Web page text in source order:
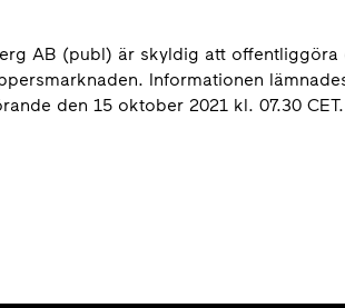
AB (publ) är skyldig att offentliggöra
Informationen
den 15 oktober 2021 kl. 07.30 CET.